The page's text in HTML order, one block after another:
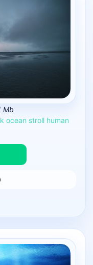
Mb
ocean stroll human